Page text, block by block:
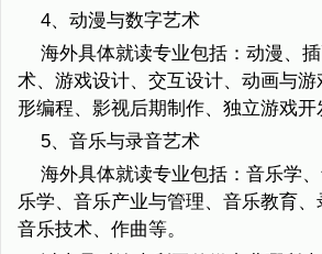
4、动漫与数字艺术
海外具体就读专业包括：动漫、
术、游戏设计、交互设计、动画与游
形编程、影视后期制作、独立游戏开
5、音乐与录音艺术
海外具体就读专业包括：音乐学
乐学、音乐产业与管理、音乐教育、
音乐技术、作曲等。